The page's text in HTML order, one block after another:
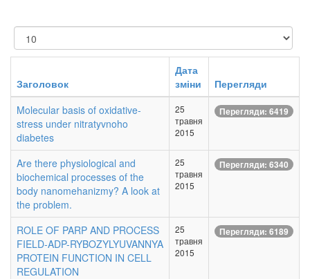
Показувати
Заголовок
Дата
зміни
Перегляди
Molecular basis of oxidative-
stress under nitratyvnoho
diabetes
25
травня
2015
Перегляди: 6419
Are there physiological and
biochemical processes of the
body nanomehanizmy? A look at
the problem.
25
травня
2015
Перегляди: 6340
ROLE OF PARP AND PROCESS
FIELD-ADP-RYBOZYLYUVANNYA
PROTEIN FUNCTION IN CELL
REGULATION
25
травня
2015
Перегляди: 6189